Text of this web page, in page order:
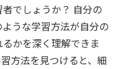
でしょうか？ 自分の
うな学習方法が自分の
かを深く理解できま
方法を見つけると、細